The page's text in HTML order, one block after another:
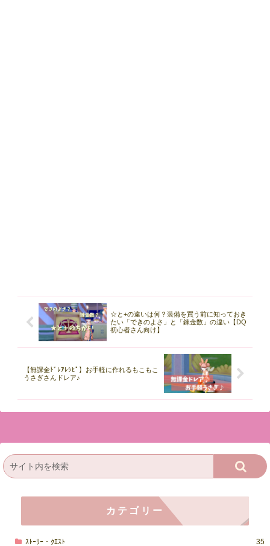
☆と+の違いは何？装備を買う前に知っておき
たい「できのよさ」と「錬金数」の違い【DQ
初心者さん向け】
【無課金ﾄﾞﾚｱﾚｼﾋﾟ】お手軽に作れるもこもこ
うさぎさんドレア♪
カテゴリー
ｽﾄｰﾘｰ・ｸｴｽﾄ 35